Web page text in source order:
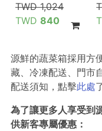
1,024
840
源鮮的蔬菜箱採用方
藏、冷凍配送、門市
配送須知，點擊此處
為了讓更多人享受到
供新客專屬優惠：